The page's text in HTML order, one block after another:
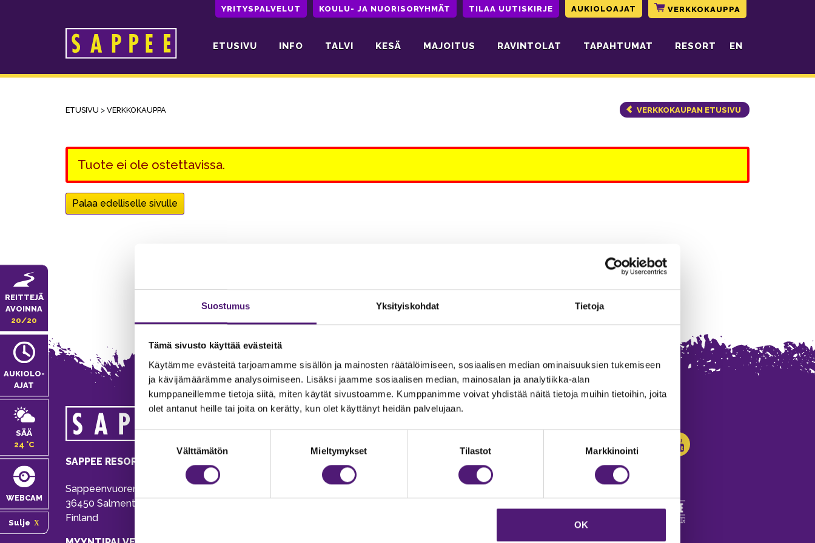
Suostumus Yksityiskohdat Tietoja
Tämä sivusto käyttää evästeitä
Käytämme evästeitä tarjoamamme sisällön ja mainosten räätälöimiseen, sosiaalisen median ominaisuuksien tukemiseen
ja kävijämäärämme analysoimiseen. Lisäksi jaamme sosiaalisen median, mainosalan ja analytiikka-alan
kumppaneillemme tietoja siitä, miten käytät sivustoamme. Kumppanimme voivat yhdistää näitä tietoja muihin tietoihin, joita
olet antanut heille tai joita on kerätty, kun olet käyttänyt heidän palvelujaan.
Välttämätön Mieltymykset Tilastot Markkinointi
OK
YRITYSPALVELUT KOULU- JA NUORISORYHMÄT TILAA UUTISKIRJE AUKIOLOAJAT VERKKOKAUPPA
Päävalikko ETUSIVU INFO TALVI KESÄ MAJOITUS RAVINTOLAT TAPAHTUMAT RESORT EN
REITTEJÄ
AVOINNA
20/20
AUKIOLO­
AJAT
SÄÄ
24 °C
WEBCAM
Sulje
ETUSIVU > VERKKOKAUPPA VERKKOKAUPAN ETUSIVU
Tuote ei ole ostettavissa.
Palaa edelliselle sivulle
SAPPEE RESORT
Sappeenvuorentie 200
36450 Salmentaka, Pälkäne
Finland
MAJOITUS
020 755 9975
majoitus@sappee.fi
Vastuullisuus
Avoimet työpaikat
Anna palautetta
Evästeasetukset